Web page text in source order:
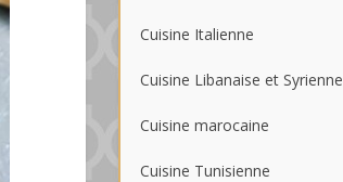
Cuisine Italienne
Cuisine Libanaise et Syrienne
Cuisine marocaine
Cuisine Tunisienne